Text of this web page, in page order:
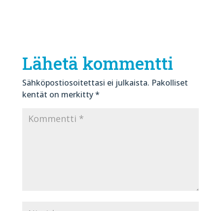
Lähetä kommentti
Sähköpostiosoitettasi ei julkaista. Pakolliset
kentät on merkitty*